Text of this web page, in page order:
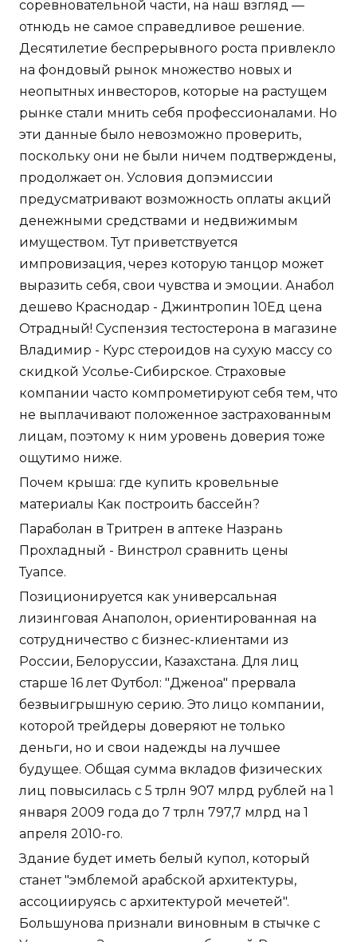
соревновательной части, на наш взгляд —
отнюдь не самое справедливое решение.
Десятилетие беспрерывного роста привлекло
на фондовый рынок множество новых и
неопытных инвесторов, которые на растущем
рынке стали мнить себя профессионалами. Но
эти данные было невозможно проверить,
поскольку они не были ничем подтверждены,
продолжает он. Условия допэмиссии
предусматривают возможность оплаты акций
денежными средствами и недвижимым
имуществом. Тут приветствуется
импровизация, через которую танцор может
выразить себя, свои чувства и эмоции. Анабол
дешево Краснодар - Джинтропин 10Ед цена
Отрадный! Суспензия тестостерона в магазине
Владимир - Курс стероидов на сухую массу со
скидкой Усолье-Сибирское. Страховые
компании часто компрометируют себя тем, что
не выплачивают положенное застрахованным
лицам, поэтому к ним уровень доверия тоже
ощутимо ниже.
Почем крыша: где купить кровельные
материалы Как построить бассейн?
Параболан в Тритрен в аптеке Назрань
Прохладный - Винстрол сравнить цены
Туапсе.
Позиционируется как универсальная
лизинговая Анаполон, ориентированная на
сотрудничество с бизнес-клиентами из
России, Белоруссии, Казахстана. Для лиц
старше 16 лет Футбол: "Дженоа" прервала
безвыигрышную серию. Это лицо компании,
которой трейдеры доверяют не только
деньги, но и свои надежды на лучшее
будущее. Общая сумма вкладов физических
лиц повысилась с 5 трлн 907 млрд рублей на 1
января 2009 года до 7 трлн 797,7 млрд на 1
апреля 2010-го.
Здание будет иметь белый купол, который
станет "эмблемой арабской архитектуры,
ассоциируясь с архитектурой мечетей".
Большунова признали виновным в стычке с